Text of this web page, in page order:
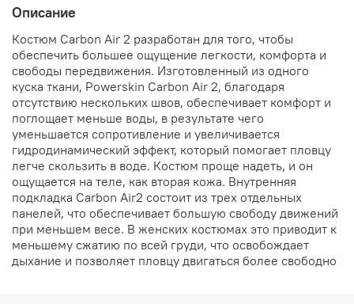
Описание
Костюм Carbon Air 2 разработан для того, чтобы
обеспечить большее ощущение легкости, комфорта и
свободы передвижения. Изготовленный из одного
куска ткани, Powerskin Carbon Air 2, благодаря
отсутствию нескольких швов, обеспечивает комфорт и
поглощает меньше воды, в результате чего
уменьшается сопротивление и увеличивается
гидродинамический эффект, который помогает пловцу
легче скользить в воде. Костюм проще надеть, и он
ощущается на теле, как вторая кожа. Внутренняя
подкладка Carbon Air2 состоит из трех отдельных
панелей, что обеспечивает большую свободу движений
при меньшем весе. В женских костюмах это приводит к
меньшему сжатию по всей груди, что освобождает
дыхание и позволяет пловцу двигаться более свободно